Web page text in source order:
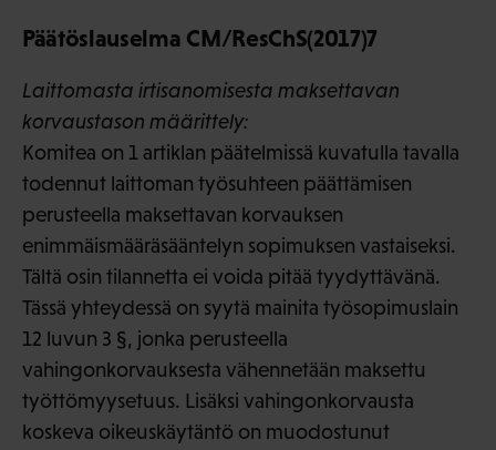
Päätöslauselma CM/ResChS(2017)7
Laittomasta irtisanomisesta maksettavan
korvaustason määrittely:
Komitea on 1 artiklan päätelmissä kuvatulla tavalla
todennut laittoman työsuhteen päättämisen
perusteella maksettavan korvauksen
enimmäismääräsääntelyn sopimuksen vastaiseksi.
Tältä osin tilannetta ei voida pitää tyydyttävänä.
Tässä yhteydessä on syytä mainita työsopimuslain
12 luvun 3 §, jonka perusteella
vahingonkorvauksesta vähennetään maksettu
työttömyysetuus. Lisäksi vahingonkorvausta
koskeva oikeuskäytäntö on muodostunut